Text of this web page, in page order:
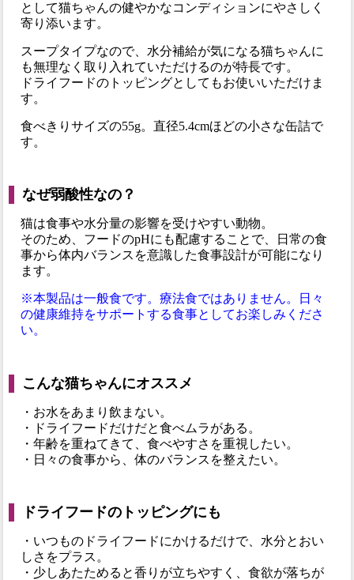
として猫ちゃんの健やかなコンディションにやさしく
寄り添います。
スープタイプなので、水分補給が気になる猫ちゃんに
も無理なく取り入れていただけるのが特長です。
ドライフードのトッピングとしてもお使いいただけま
す。
食べきりサイズの55g。直径5.4cmほどの小さな缶詰で
す。
なぜ弱酸性なの？
猫は食事や水分量の影響を受けやすい動物。
そのため、フードのpHにも配慮することで、日常の食
事から体内バランスを意識した食事設計が可能になり
ます。
※本製品は一般食です。療法食ではありません。日々
の健康維持をサポートする食事としてお楽しみくださ
い。
こんな猫ちゃんにオススメ
・お水をあまり飲まない。
・ドライフードだけだと食べムラがある。
・年齢を重ねてきて、食べやすさを重視したい。
・日々の食事から、体のバランスを整えたい。
ドライフードのトッピングにも
・いつものドライフードにかけるだけで、水分とおい
しさをプラス。
・少しあたためると香りが立ちやすく、食欲が落ちが